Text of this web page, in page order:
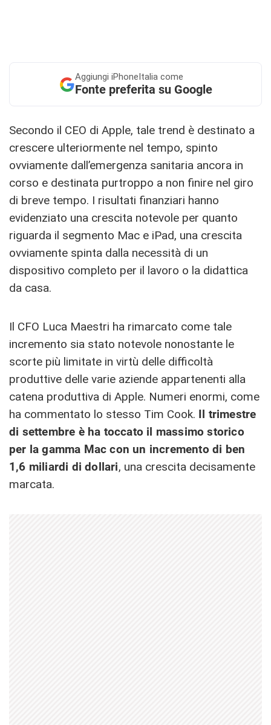
Aggiungi iPhoneItalia come
Fonte preferita su Google
Secondo il CEO di Apple, tale trend è destinato a
crescere ulteriormente nel tempo, spinto
ovviamente dall’emergenza sanitaria ancora in
corso e destinata purtroppo a non finire nel giro
di breve tempo. I risultati finanziari hanno
evidenziato una crescita notevole per quanto
riguarda il segmento Mac e iPad, una crescita
ovviamente spinta dalla necessità di un
dispositivo completo per il lavoro o la didattica
da casa.
Il CFO Luca Maestri ha rimarcato come tale
incremento sia stato notevole nonostante le
scorte più limitate in virtù delle difficoltà
produttive delle varie aziende appartenenti alla
catena produttiva di Apple. Numeri enormi, come
ha commentato lo stesso Tim Cook. Il trimestre
di settembre è ha toccato il massimo storico
per la gamma Mac con un incremento di ben
1,6 miliardi di dollari, una crescita decisamente
marcata.